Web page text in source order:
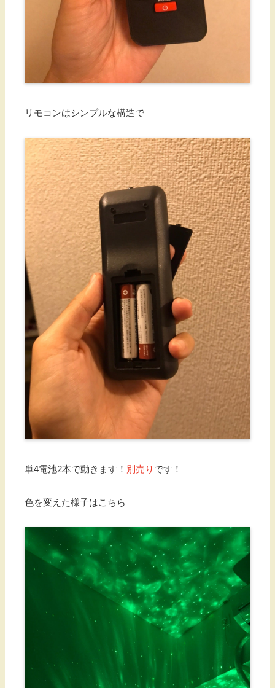
リモコンはシンプルな構造で
単4電池2本で動きます！ 別売り です！
色を変えた様子はこちら